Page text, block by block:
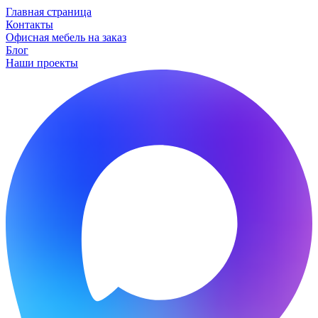
Главная страница
Контакты
Офисная мебель на заказ
Блог
Наши проекты